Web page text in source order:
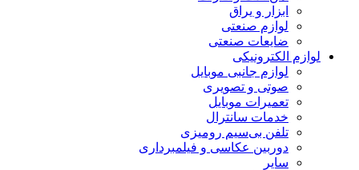
ابزار و یراق
لوازم صنعتی
ضایعات صنعتی
الکترونیکی
لوازم جانبی موبایل
صوتی و تصویری
تعمیرات موبایل
خدمات سانترال
تلفن بی‌سیم رومیزی
دوربین عکاسی و فیلمبرداری